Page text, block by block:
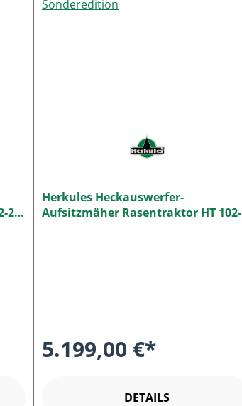
22
Herkules Heckauswerfer-
Aufsitzmäher Rasentraktor HT 102-
5.199,00 €*
DETAILS